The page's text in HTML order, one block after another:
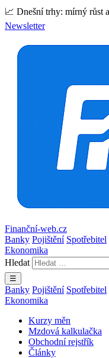
📈 Dnešní trhy: mírný růst
Newsletter
Finanční-web.cz
Banky Pojištění Spotřebitel
Ekonomika
Hledat
☰
Banky Pojištění Spotřebitel
Ekonomika
Kurzy měn
Mzdová kalkulačka
Obchodní rejstřík
Články